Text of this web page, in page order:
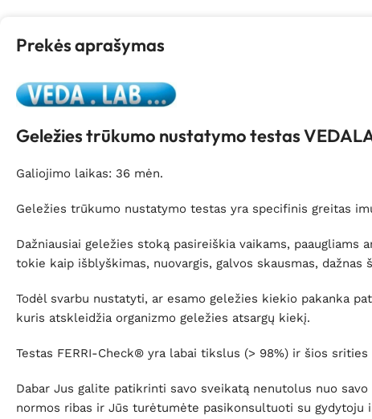
Prekės aprašymas
Geležies trūkumo nustatymo testas
Galiojimo laikas: 36 mėn.
Geležies trūkumo nustatymo testas yra specifinis greitas
Dažniausiai geležies stoką pasireiškia vaikams,
tokie kaip išblyškimas, nuovargis, galvos skausmas,
Todėl svarbu nustatyti, ar esamo geležies kiekio pakanka
kuris atskleidžia organizmo geležies atsargų kiekį.
Testas FERRI-Check® yra labai tikslus (> 98%) ir šios
Dabar Jus galite patikrinti savo sveikatą nenutolus nuo
normos ribas ir Jūs turėtumėte pasikonsultuoti su gydytoju